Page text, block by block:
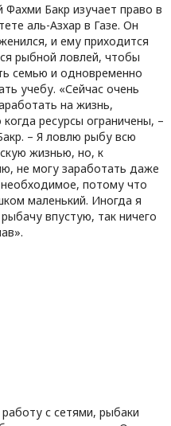
Фахми Бакр изучает право в
аль-Азхар в Газе. Он
и ему приходится
рыбной ловлей, чтобы
семью и одновременно
учебу. «Сейчас очень
на жизнь,
ресурсы ограничены, –
– Я ловлю рыбу всю
жизнью, но, к
не могу заработать даже
потому что
маленький. Иногда я
впустую, так ничего
с сетями, рыбаки